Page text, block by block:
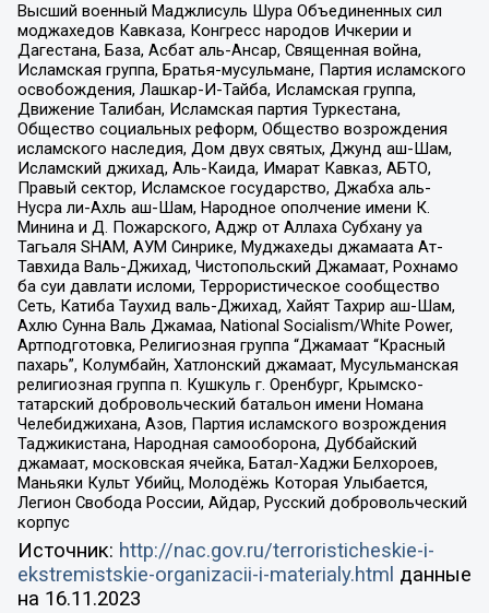
Высший военный Маджлисуль Шура Объединенных сил
моджахедов Кавказа, Конгресс народов Ичкерии и
Дагестана, База, Асбат аль-Ансар, Священная война,
Исламская группа, Братья-мусульмане, Партия исламского
освобождения, Лашкар-И-Тайба, Исламская группа,
Движение Талибан, Исламская партия Туркестана,
Общество социальных реформ, Общество возрождения
исламского наследия, Дом двух святых, Джунд аш-Шам,
Исламский джихад, Аль-Каида, Имарат Кавказ, АБТО,
Правый сектор, Исламское государство, Джабха аль-
Нусра ли-Ахль аш-Шам, Народное ополчение имени К.
Минина и Д. Пожарского, Аджр от Аллаха Субхану уа
Тагьаля SHAM, АУМ Синрике, Муджахеды джамаата Ат-
Тавхида Валь-Джихад, Чистопольский Джамаат, Рохнамо
ба суи давлати исломи, Террористическое сообщество
Сеть, Катиба Таухид валь-Джихад, Хайят Тахрир аш-Шам,
Ахлю Сунна Валь Джамаа, National Socialism/White Power,
Артподготовка, Религиозная группа “Джамаат “Красный
пахарь”, Колумбайн, Хатлонский джамаат, Мусульманская
религиозная группа п. Кушкуль г. Оренбург, Крымско-
татарский добровольческий батальон имени Номана
Челебиджихана, Азов, Партия исламского возрождения
Таджикистана, Народная самооборона, Дуббайский
джамаат, московская ячейка, Батал-Хаджи Белхороев,
Маньяки Культ Убийц, Молодёжь Которая Улыбается,
Легион Свобода России, Айдар, Русский добровольческий
корпус
Источник: http://nac.gov.ru/terroristicheskie-i-
ekstremistskie-organizacii-i-materialy.html данные
на 16.11.2023